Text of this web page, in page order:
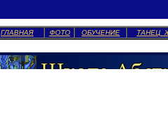
ГЛАВНАЯ ФОТО ОБУЧЕНИЕ ТАНЕЦ